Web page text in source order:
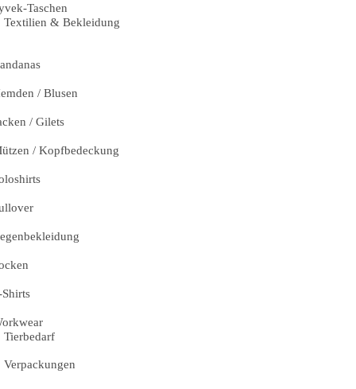
Taschen
Textilien & Bekleidung
/ Blusen
/ Gilets
/ Kopfbedeckung
Shirts
Tierbedarf
Verpackungen